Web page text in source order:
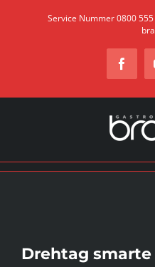
Service Nummer 0800
Drehtag